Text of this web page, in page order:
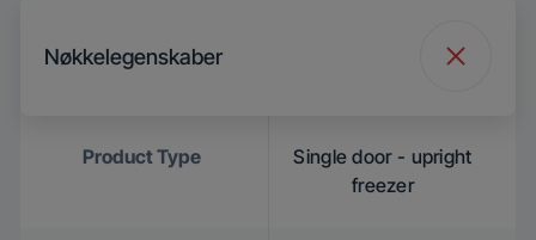
Nøkkelegenskaber
Product Type
Single door - upright
freezer